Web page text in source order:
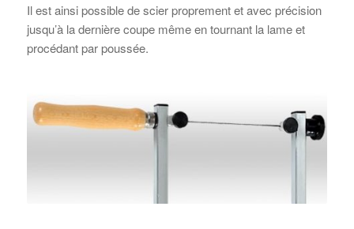
Il est ainsi possible de scier proprement et avec précision
jusqu’à la dernière coupe même en tournant la lame et
procédant par poussée.